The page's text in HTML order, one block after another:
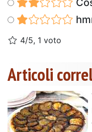
4/5, 1 voto
Articoli